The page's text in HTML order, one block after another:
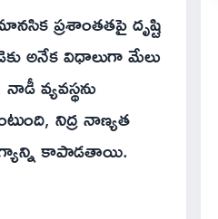
ప్రశాంతతపై దృష్టి
అనేక విధాలుగా మేలు
వ్యవస్థను
నిద్ర నాణ్యత
కాపాడతాయి.